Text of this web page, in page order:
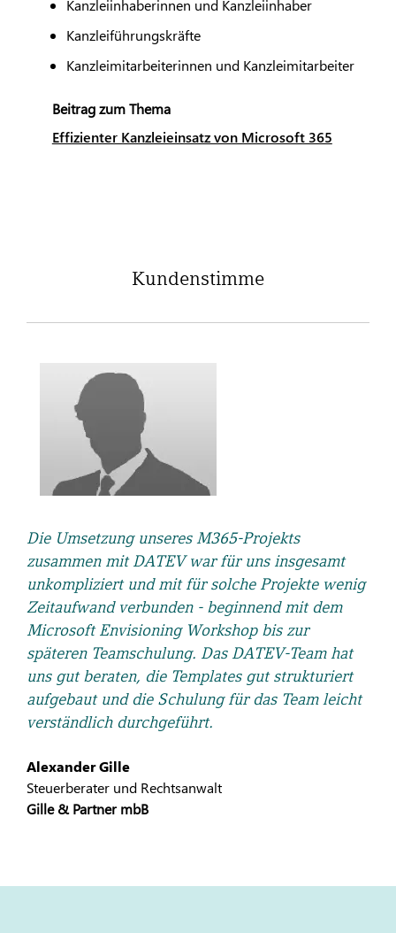
Kanzleiinhaberinnen und Kanzleiinhaber
Kanzleiführungskräfte
Kanzleimitarbeiterinnen und Kanzleimitarbeiter
Beitrag zum Thema
Effizienter Kanzleieinsatz von Microsoft 365
Kundenstimme
Die Umsetzung unseres M365-Projekts
zusammen mit DATEV war für uns insgesamt
unkompliziert und mit für solche Projekte wenig
Zeitaufwand verbunden - beginnend mit dem
Microsoft Envisioning Workshop bis zur
späteren Teamschulung. Das DATEV-Team hat
uns gut beraten, die Templates gut strukturiert
aufgebaut und die Schulung für das Team leicht
verständlich durchgeführt.
Alexander Gille
Steuerberater und Rechtsanwalt
Gille & Partner mbB